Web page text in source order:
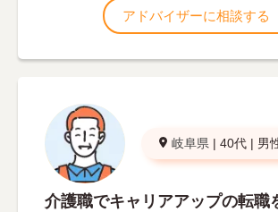
アドバイザーに相談する
岐阜県 | 40代 | 男
介護職でキャリアアップの転職